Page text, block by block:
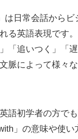
は日常会話から
る英語表現です
「追いつく」「
脈によって様々
語初学者の方で
」の意味や使い